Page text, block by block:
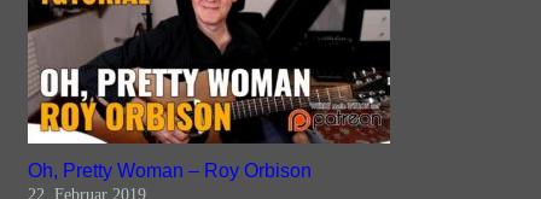
Oh, Pretty Woman – Roy Orbison
22. Februar 2019